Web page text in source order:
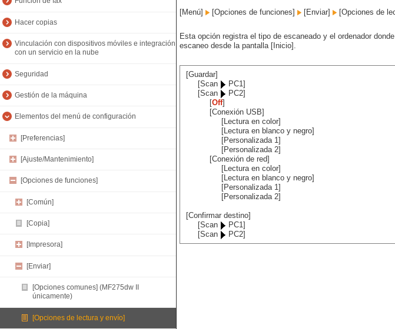
Hacer copias
Vinculación con dispositivos móviles e integración
con un servicio en la nube
Seguridad
Gestión de la máquina
Elementos del menú de configuración
[Preferencias]
[Ajuste/Mantenimiento]
[Opciones de funciones]
[Común]
[Copia]
[Impresora]
[Enviar]
[Opciones comunes] (MF275dw II
únicamente)
[Opciones de lectura y envío]
[Menú] [Opciones de funciones] [Enviar] [Opciones de
Esta opción registra el tipo de escaneado y el ordenador
escaneo desde la pantalla [Inicio].
[Guardar]
[Scan
PC1]
[Scan
PC2]
[Off]
[Conexión USB]
[Lectura en color]
[Lectura en blanco y negro]
[Personalizada 1]
[Personalizada 2]
[Conexión de red]
[Lectura en color]
[Lectura en blanco y negro]
[Personalizada 1]
[Personalizada 2]
[Confirmar destino]
[Scan
PC1]
[Scan
PC2]